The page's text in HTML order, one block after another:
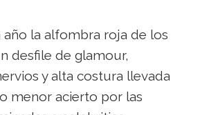
año la alfombra roja de los
desfile de glamour,
y alta costura llevada
menor acierto por las